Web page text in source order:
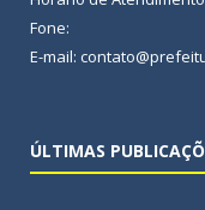
Fone:
E-mail:
ÚLTIMAS